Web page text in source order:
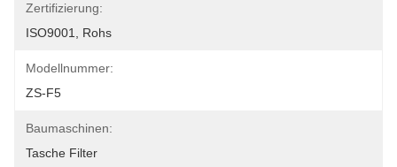
Zertifizierung:
ISO9001, Rohs
Modellnummer:
ZS-F5
Baumaschinen:
Tasche Filter